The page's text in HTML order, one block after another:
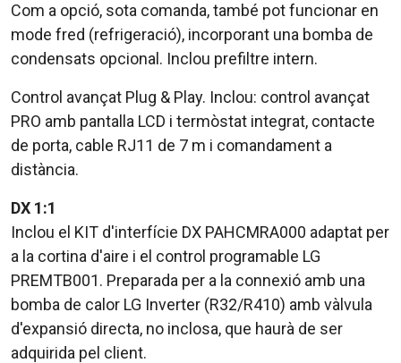
Com a opció, sota comanda, també pot funcionar en
mode fred (refrigeració), incorporant una bomba de
condensats opcional. Inclou prefiltre intern.
Control avançat Plug & Play. Inclou: control avançat
PRO amb pantalla LCD i termòstat integrat, contacte
de porta, cable RJ11 de 7 m i comandament a
distància.
DX 1:1
Inclou el KIT d'interfície DX PAHCMRA000 adaptat per
a la cortina d'aire i el control programable LG
PREMTB001. Preparada per a la connexió amb una
bomba de calor LG Inverter (R32/R410) amb vàlvula
d'expansió directa, no inclosa, que haurà de ser
adquirida pel client.